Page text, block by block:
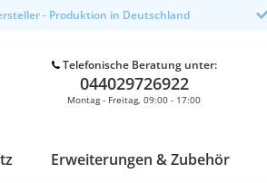
- Produktion in Deutschland
Telefonische Beratung unter:
044029726922
Montag - Freitag, 09:00 - 17:00
Erweiterungen & Zubehör